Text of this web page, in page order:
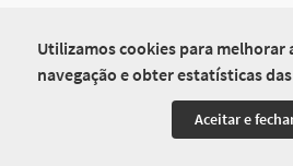
Utilizamos cookies para melhorar
navegação e obter estatísticas
Aceitar e